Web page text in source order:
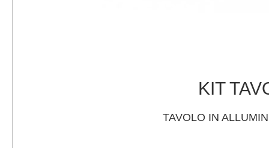
KIT
TAVOLO IN